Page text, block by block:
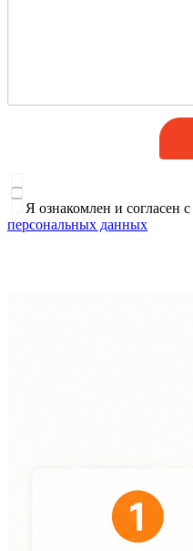
Я ознакомлен и согласен с
персональных данных